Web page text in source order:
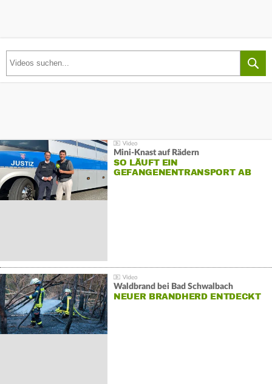
Mini-Knast auf Rädern
SO LÄUFT EIN
GEFANGENENTRANSPORT AB
Waldbrand bei Bad Schwalbach
NEUER BRANDHERD ENTDECKT